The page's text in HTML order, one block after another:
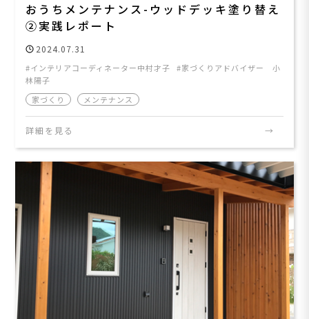
おうちメンテナンス-ウッドデッキ塗り替え
②実践レポート
2024.07.31
インテリアコーディネーター中村才子
家づくりアドバイザー 小
林陽子
家づくり
メンテナンス
詳細を見る